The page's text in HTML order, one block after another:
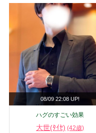
08/09 22:08 UP!
ハグのすごい効果
大世(ﾀｲｾ) (42歳)